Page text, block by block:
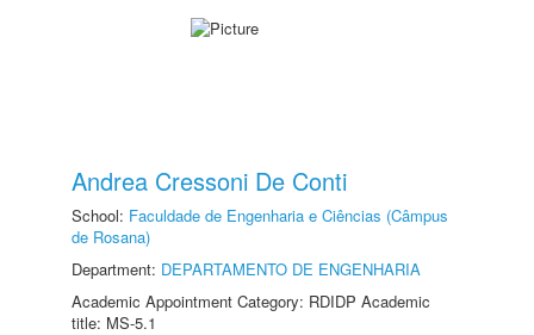
Andrea Cressoni De Conti
School: Faculdade de Engenharia e Ciências (Câmpus
de Rosana)
Department: DEPARTAMENTO DE ENGENHARIA
Academic Appointment Category: RDIDP Academic
title: MS-5.1